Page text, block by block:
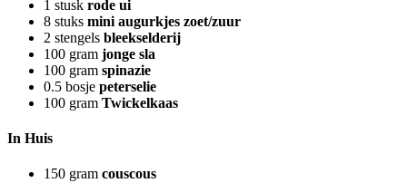
1 stusk rode ui
8 stuks mini augurkjes zoet/zuur
2 stengels bleekselderij
100 gram jonge sla
100 gram spinazie
0.5 bosje peterselie
100 gram Twickelkaas
In Huis
150 gram couscous